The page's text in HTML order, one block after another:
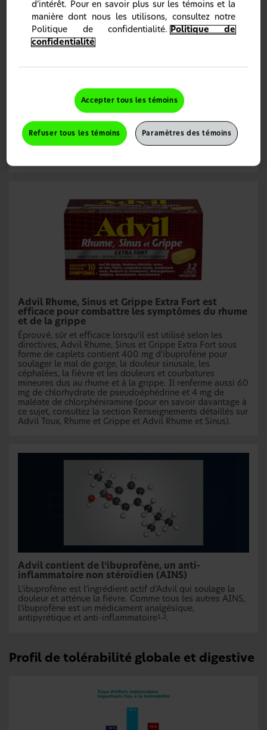
Advil Rhume et Sinus Plus est efficace pour
caplets contient 200 mg d’ibuprofène pour soulager le
mal de gorge, la douleur sinusale, les céphalées, la fièvre
et les douleurs et courbatures mineures dus au rhume et à
la grippe. Il renferme aussi 30 mg de chlorhydrate de
pseudoéphédrine et 2 mg de maléate de chlorphéniramine
(pour en savoir davantage à ce sujet, consultez la section
Advil Rhume, Sinus et Grippe Extra Fort est
efficace pour combattre les symptômes du rhume
et de la grippe
Éprouvé, sûr et efficace lorsqu’il est utilisé selon les
directives, Advil Rhume, Sinus et Grippe Extra Fort sous
forme de caplets contient 400 mg d’ibuprofène pour
soulager le mal de gorge, la douleur sinusale, les
céphalées, la fièvre et les douleurs et courbatures
mineures dus au rhume et à la grippe. Il renferme aussi 60
mg de chlorhydrate de pseudoéphédrine et 4 mg de
maléate de chlorphéniramine (pour en savoir davantage à
ce sujet, consultez la section Renseignements détaillés sur
Advil Toux, Rhume et Grippe et Advil Rhume et Sinus).
Advil contient de l’ibuprofène, un anti-
inflammatoire non stéroïdien (AINS)
L’ibuprofène est l’ingrédient actif d’Advil qui soulage la
douleur et atténue la fièvre. Comme tous les autres AINS,
l’ibuprofène est un médicament analgésique,
antipyrétique et anti-inflammatoire1,2.
Profil de tolérabilité globale et digestive
d’intérêt. Pour en savoir plus sur les témoins et la
manière dont nous les utilisons, consultez notre
Politique de confidentialité. Politique de
confidentialité
Accepter tous les témoins
Refuser tous les témoins Paramètres des témoins